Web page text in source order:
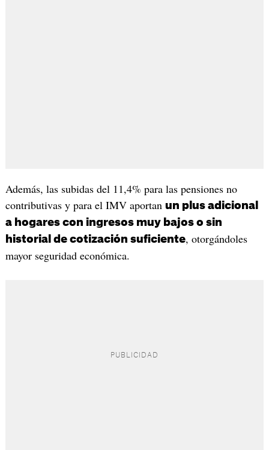
Además, las subidas del 11,4% para las pensiones no
contributivas y para el IMV aportan un plus adicional
a hogares con ingresos muy bajos o sin
historial de cotización suficiente, otorgándoles
mayor seguridad económica.